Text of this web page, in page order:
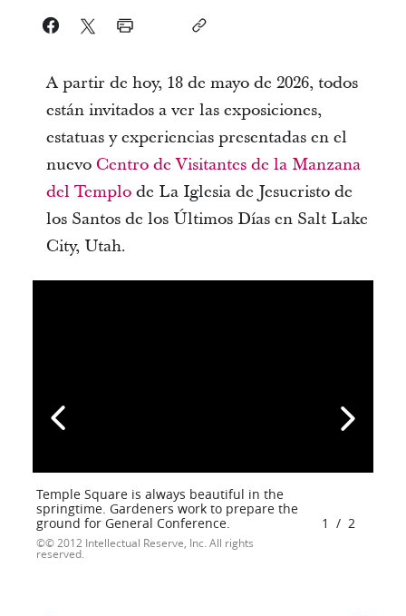
A partir de hoy, 18 de mayo de 2026, todos
están invitados a ver las exposiciones,
estatuas y experiencias presentadas en el
nuevo Centro de Visitantes de la Manzana
del Templode La Iglesia de Jesucristo de
los Santos de los Últimos Días en Salt Lake
City, Utah.
Temple Square is always beautiful in the
springtime. Gardeners work to prepare the
ground for General Conference.
© 2012 Intellectual Reserve, Inc. All rights
reserved.
1 / 2